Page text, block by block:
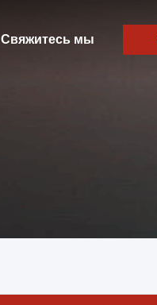
Свяжитесь мы